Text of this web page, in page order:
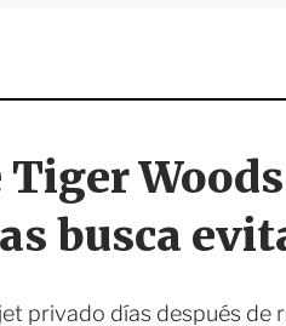
busca
privado días después de